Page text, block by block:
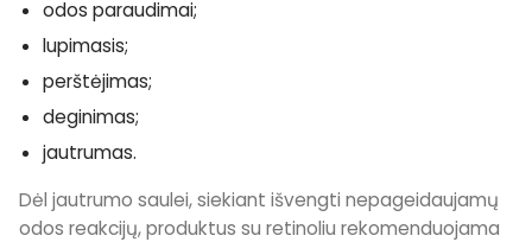
odos paraudimai;
lupimasis;
perštėjimas;
deginimas;
jautrumas.
Dėl jautrumo saulei, siekiant išvengti nepageidaujamų
odos reakcijų, produktus su retinoliu rekomenduojama